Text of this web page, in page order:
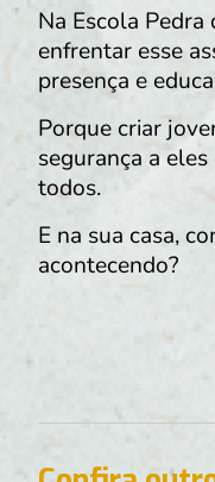
Na Escola Pedra
enfrentar esse
presença e
Porque criar
segurança a
todos.
E na sua casa,
acontecendo?